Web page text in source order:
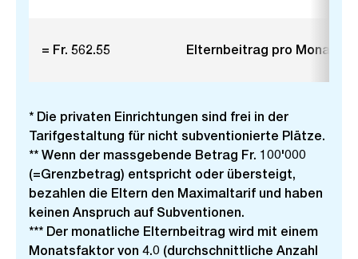
= Fr. 562.55 Elternbeitrag pro Monat
* Die privaten Einrichtungen sind frei in der
Tarifgestaltung für nicht subventionierte Plätze.
** Wenn der massgebende Betrag Fr. 100'000
(=Grenzbetrag) entspricht oder übersteigt,
bezahlen die Eltern den Maximaltarif und haben
keinen Anspruch auf Subventionen.
*** Der monatliche Elternbeitrag wird mit einem
Monatsfaktor von 4.0 (durchschnittliche Anzahl